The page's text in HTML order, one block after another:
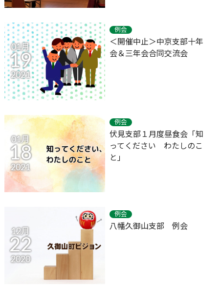
01月
19
2021
例会
＜開催中止＞中京支部十年
会＆三年会合同交流会
01月
18
2021
例会
伏見支部１月度昼食会「知
ってください わたしのこ
と」
12月
22
2020
例会
八幡久御山支部 例会